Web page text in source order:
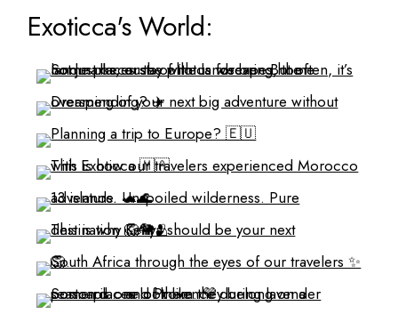
Exoticca's World: